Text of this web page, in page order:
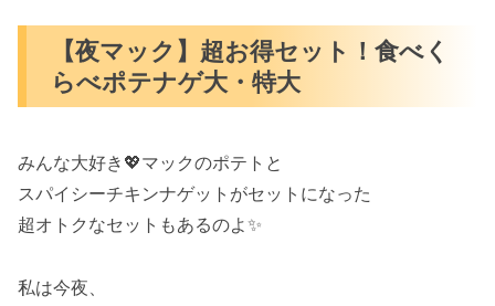
【夜マック】超お得セット！食べく
らべポテナゲ大・特大
みんな大好き💖マックのポテトと
スパイシーチキンナゲットがセットになった
超オトクなセットもあるのよ✨️
私は今夜、